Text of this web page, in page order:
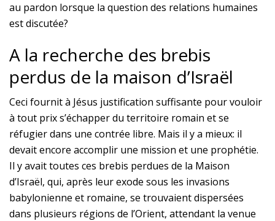
au pardon lorsque la question des relations humaines
est discutée?
A la recherche des brebis
perdus de la maison d’Israël
Ceci fournit à Jésus justification suffisante pour vouloir
à tout prix s’échapper du territoire romain et se
réfugier dans une contrée libre. Mais il y a mieux: il
devait encore accomplir une mission et une prophétie.
Il y avait toutes ces brebis perdues de la Maison
d’Israël, qui, après leur exode sous les invasions
babylonienne et romaine, se trouvaient dispersées
dans plusieurs régions de l’Orient, attendant la venue